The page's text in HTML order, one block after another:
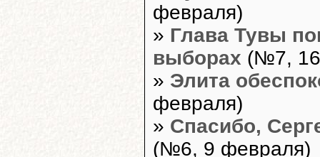
февраля)
» Глава Тувы
выборах (№7,
» Элита
февраля)
» Спасибо,
(№6, 9 февраля)